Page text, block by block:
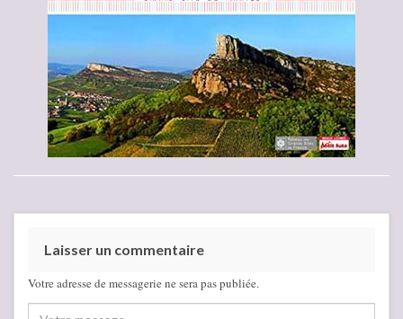
Laisser un commentaire
Votre adresse de messagerie ne sera pas publiée.